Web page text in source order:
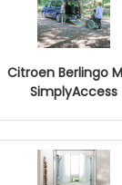
Citroen Berlingo
SimplyAccess